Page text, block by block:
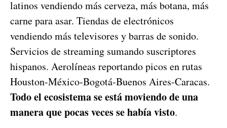
latinos vendiendo más cerveza, más botana, más
carne para asar. Tiendas de electrónicos
vendiendo más televisores y barras de sonido.
Servicios de streaming sumando suscriptores
hispanos. Aerolíneas reportando picos en rutas
Houston-México-Bogotá-Buenos Aires-Caracas.
Todo el ecosistema se está moviendo de una
manera que pocas veces se había visto.